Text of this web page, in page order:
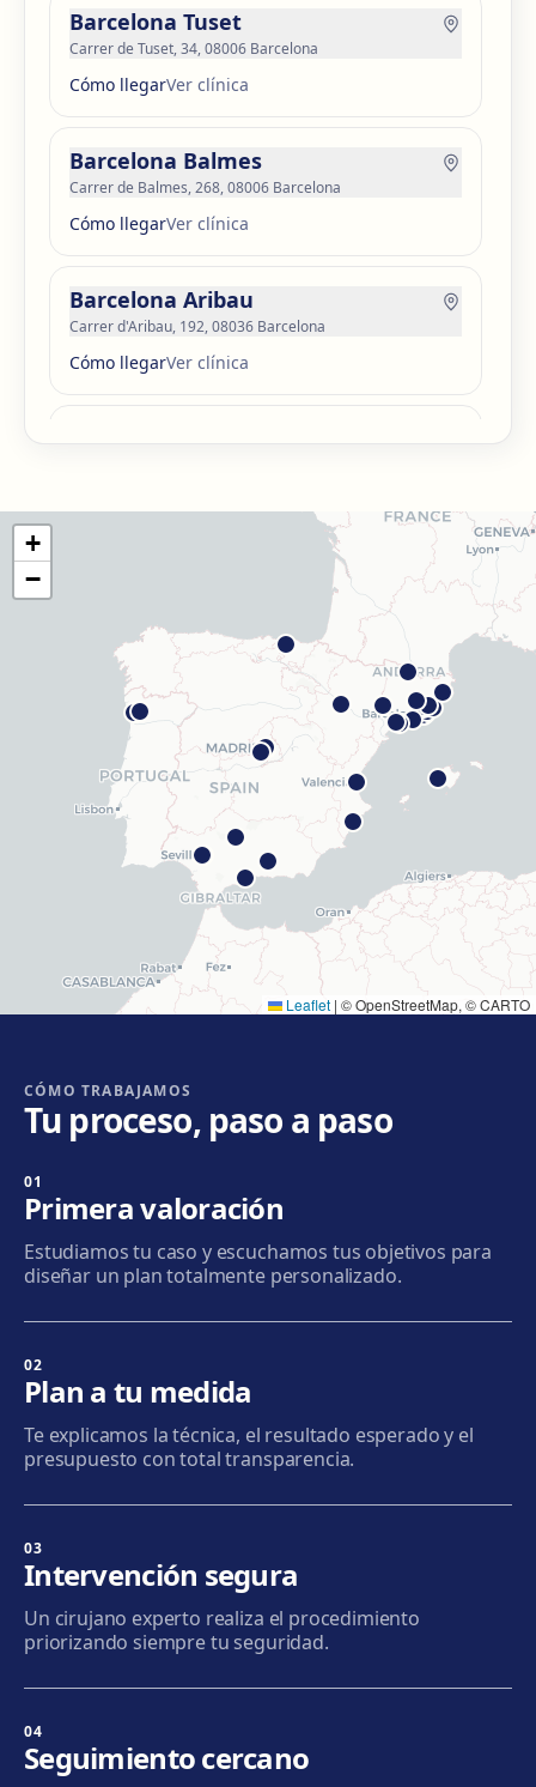
Barcelona Tuset
Carrer de Tuset, 34, 08006 Barcelona
Cómo llegarVer clínica
Barcelona Balmes
Carrer de Balmes, 268, 08006 Barcelona
Cómo llegarVer clínica
Barcelona Aribau
Carrer d'Aribau, 192, 08036 Barcelona
Cómo llegarVer clínica
Barcelona Guinardó
Carrer dels Madrazo, 60-66, Sarrià-Sant Gervasi, 08006
Cómo llegar Ver clínica
Barcelona Poblenou
Av. Diagonal, 141, Sant Martí, 08018 Barcelona
Cómo llegar Ver clínica
Hospitalet
Rambla Just Oliveras, 63, 08901 L'Hospitalet de
Ver clínica
Cómo llegarVer clínica
Plaça de l'Alcalde Xifré, 14, 08912 Badalona
Cómo llegarVer clínica
Sabadell
Cómo llegarVer clínica
Terrassa
Mataró
Via Europa, 58, 08304 Mataró
Granollers
Carrer de Joan Prim, 58, 08402 Granollers
+
−
Leaflet | © OpenStreetMap, © CARTO
CÓMO TRABAJAMOS
Tu proceso, paso a paso
01
Primera valoración
Estudiamos tu caso y escuchamos tus objetivos para
diseñar un plan totalmente personalizado.
02
Plan a tu medida
Te explicamos la técnica, el resultado esperado y el
presupuesto con total transparencia.
03
Intervención segura
Un cirujano experto realiza el procedimiento
priorizando siempre tu seguridad.
04
Seguimiento cercano